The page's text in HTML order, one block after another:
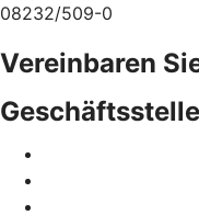
08232/509-0
Vereinbaren